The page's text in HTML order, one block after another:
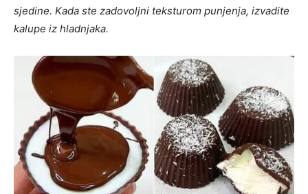
sjedine. Kada ste zadovoljni teksturom punjenja, izvadite
kalupe iz hladnjaka.